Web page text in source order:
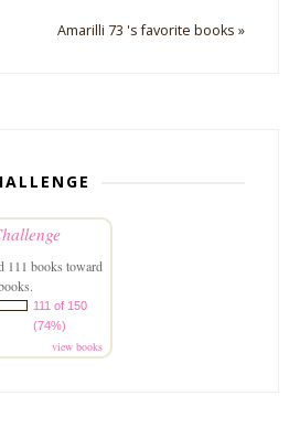
Amarilli 73 's favorite books »
111 books toward
111 of 150
(74%)
view books